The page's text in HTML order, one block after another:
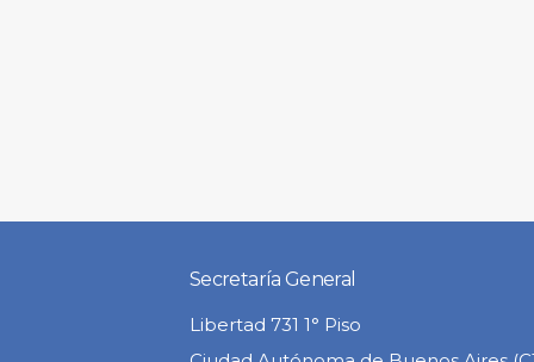
Secretaría General
Libertad 731 1° Piso